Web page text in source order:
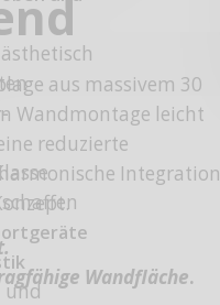
und
aus massivem 30
Wandmontage leicht
reduzierte
Integration
Wandfläche.